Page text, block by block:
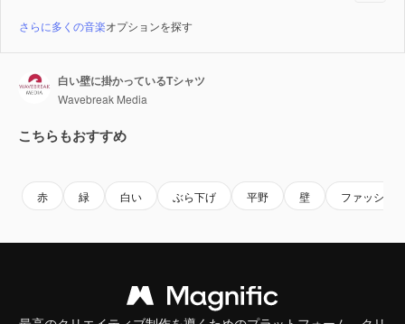
さらに多くの音楽オプションを探す
白い壁に掛かっているTシャツ
Wavebreak Media
こちらもおすすめ
赤 緑 白い ぶら下げ 平野 壁 ファッション